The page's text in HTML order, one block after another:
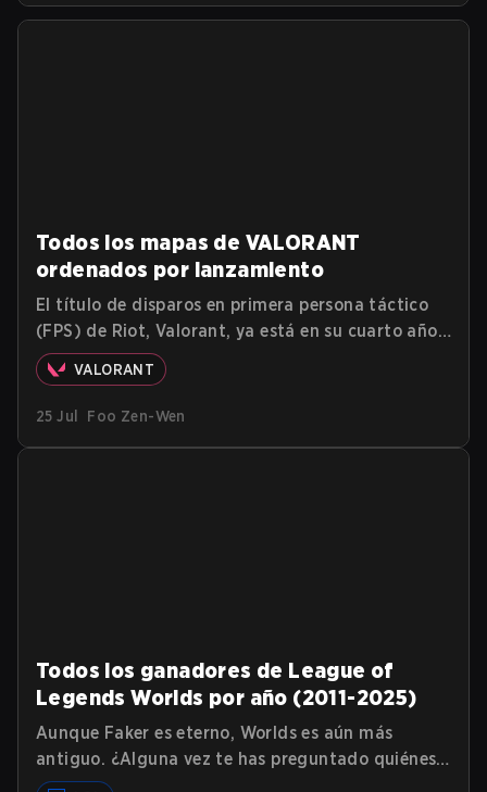
Todos los mapas de VALORANT
ordenados por lanzamiento
El título de disparos en primera persona táctico
(FPS) de Riot, Valorant, ya está en su cuarto año.
Con el paso del tiempo, se han añadido nuevos
mapas al pool para cambiar el gameplay y
revitalizar la base de jugadores. Cada mapa de
VALORANT
25 Jul Foo Zen-Wen
Todos los ganadores de League of
Legends Worlds por año (2011-2025)
Aunque Faker es eterno, Worlds es aún más
antiguo. ¿Alguna vez te has preguntado quiénes
son todos los ganadores pasados de League of